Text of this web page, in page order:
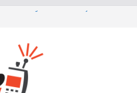
Andrzej Adler założyciel i Prezes
ma 75 lat
wraz z partnerami zaprasza na
niezawodność i
teleinformatycznych”